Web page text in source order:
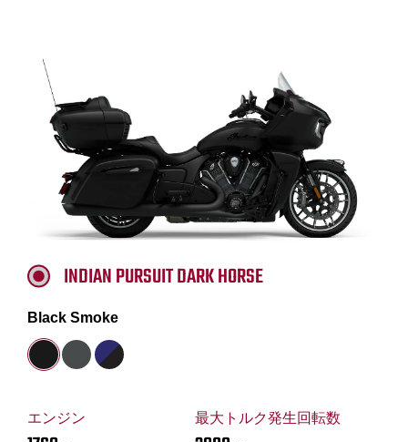
エンジン 最大トルク発生回転数
INDIAN PURSUIT DARK HORSE
Black Smoke